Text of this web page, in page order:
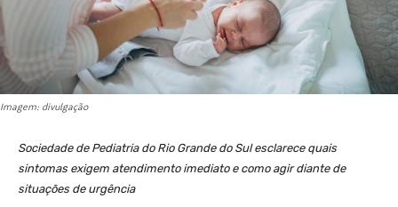
Imagem: divulgação
Sociedade de Pediatria do Rio Grande do Sul esclarece quais
sintomas exigem atendimento imediato e como agir diante de
situações de urgência